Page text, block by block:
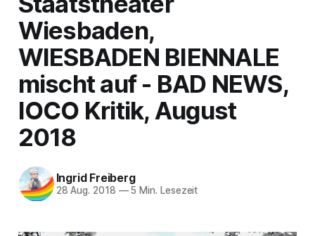
Wiesbaden,
WIESBADEN BIENNALE
mischt auf - BAD NEWS,
IOCO Kritik, August
2018
Ingrid Freiberg
28 Aug. 2018 —5 Min. Lesezeit